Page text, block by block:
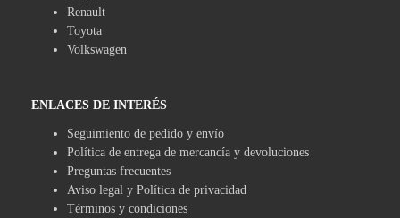
Renault
Toyota
Volkswagen
ENLACES DE INTERÉS
Seguimiento de pedido y envío
Política de entrega de mercancía y devoluciones
Preguntas frecuentes
Aviso legal y Política de privacidad
Términos y condiciones